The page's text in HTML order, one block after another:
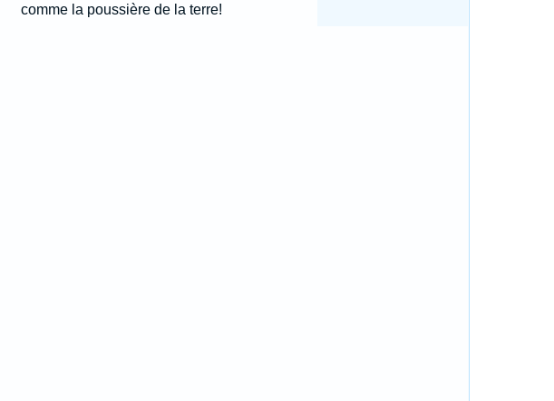
comme la poussière de la terre!